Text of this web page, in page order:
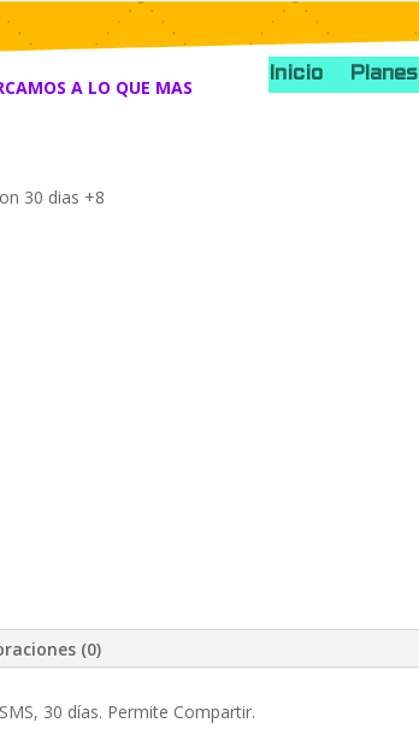
A LO QUE MAS
Inicio Planes
30 dias +8
(0)
30 días. Permite Compartir.